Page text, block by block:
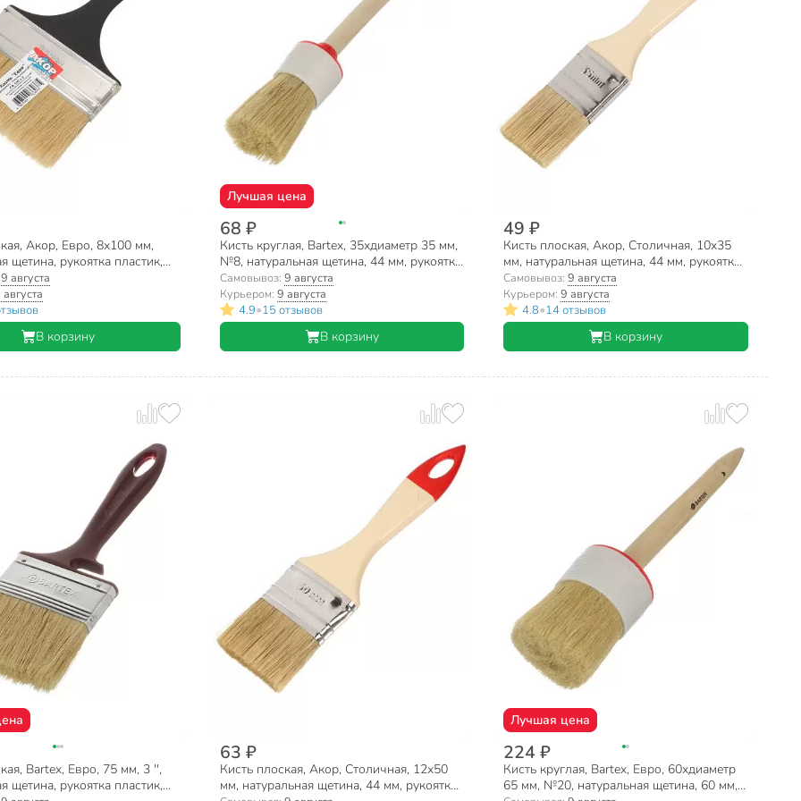
Акор, Евро, 8х100 мм,
щетина, рукоятка пластик,
9 августа
В корзину
Лучшая цена
68 ₽
Кисть круглая, Bartex, 35хдиаметр 35 мм,
№8, натуральная щетина, 44 мм, рукоятка
дерево, 1117608
Самовывоз: 9 августа
Курьером: 9 августа
4.9•15 отзывов
В корзину
49 ₽
Кисть плоская, Акор, Столичная, 10х35
мм, натуральная щетина, 44 мм, рукоятка
пластик, 137 10 035
Самовывоз:9 августа
Курьером:9 августа
4.8•14 отзывов
В корзину
Bartex, Евро, 75 мм, 3 '',
щетина, рукоятка пластик,
63 ₽
Кисть плоская, Акор, Столичная, 12х50
мм, натуральная щетина, 44 мм, рукоятка
Лучшая цена
224 ₽
Кисть круглая, Bartex, Евро, 60хдиаметр
65 мм, №20, натуральная щетина, 60 мм,